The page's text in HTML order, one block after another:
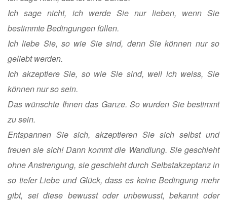
Ich sage nicht, ich werde Sie nur lieben, wenn Sie
bestimmte Bedingungen füllen.
Ich liebe Sie, so wie Sie sind, denn Sie können nur so
geliebt werden.
Ich akzeptiere Sie, so wie Sie sind, weil ich weiss, Sie
können nur so sein.
Das wünschte Ihnen das Ganze. So wurden Sie bestimmt
zu sein.
Entspannen Sie sich, akzeptieren Sie sich selbst und
freuen sie sich! Dann kommt die Wandlung. Sie geschieht
ohne Anstrengung, sie geschieht durch Selbstakzeptanz in
so tiefer Liebe und Glück, dass es keine Bedingung mehr
gibt, sei diese bewusst oder unbewusst, bekannt oder